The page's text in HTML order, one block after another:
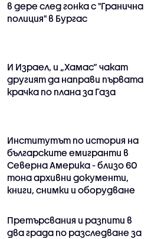
в дере след гонка с "Гранична
полиция" в Бургас
И Израел, и „Хамас“ чакат
другият да направи първата
крачка по плана за Газа
Институтът по история на
българските емигранти в
Северна Америка - близо 60
тона архивни документи,
книги, снимки и оборудване
Претърсвания и разпити в
два града по разследване за